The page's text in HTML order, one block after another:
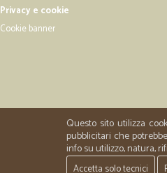
Privacy e cookie
Cookie banner
Questo sito utilizza
pubblicitari che
info su utilizzo, natura,
Accetta solo tecnici